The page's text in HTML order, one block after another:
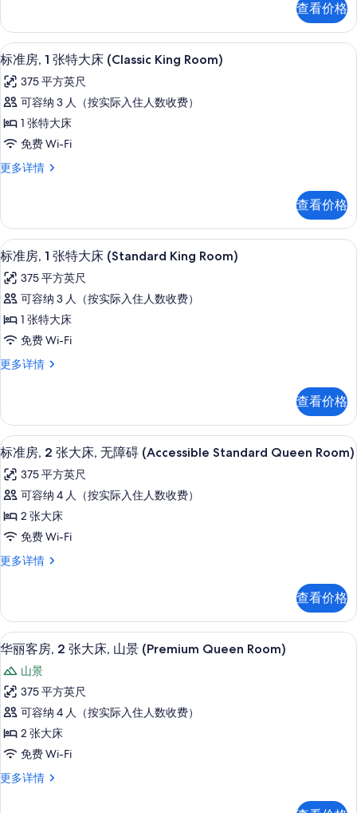
大
床,
山
景
(Mountain
View
King
的
有
照
片
1
张
特
床,
山
(Mountain
View
Room)
息
查看价格
显
示
标
准
房,
张
大
床
(Classic
King
Room)
的
所
照
办公桌、熨斗/熨衣板、免费 WiFi、特
4
标准房, 1 张特大床 (Classic King Room)
375 平方英尺
可容纳 3 人（按实际入住人数收费）
1 张特大床
免费 Wi-Fi
更多详情
标
张
特
大
(Classic
King
更
多
息
查看价格
显
示
标
准
房,
张
大
床
(Standard
King
Room)
的
所
照
办公桌、熨斗/熨衣板、免费 WiFi、特
4
标准房, 1 张特大床 (Standard King Room)
375 平方英尺
可容纳 3 人（按实际入住人数收费）
1 张特大床
免费 Wi-Fi
更多详情
标
张
特
大
(Standard
King
更
多
息
查看价格
显
示
标
准
房,
张
床,
无
障
碍
(Accessible
Standard
Queen
Room)
的
所
办公桌、熨斗/熨衣板、免费 WiFi、特
4
标准房, 2 张大床, 无障碍 (Accessible Standard Queen Room)
375 平方英尺
可容纳 4 人（按实际入住人数收费）
2 张大床
免费 Wi-Fi
更多详情
标
张
大
床,
障
碍
(Accessible
Standard
Queen
Room)
更
多
查看价格
显
示
华
丽
客
房,
张
7
华丽客房, 2 张大床, 山景 (Premium Queen Room)
山景
375 平方英尺
可容纳 4 人（按实际入住人数收费）
2 张大床
免费 Wi-Fi
更多详情
华